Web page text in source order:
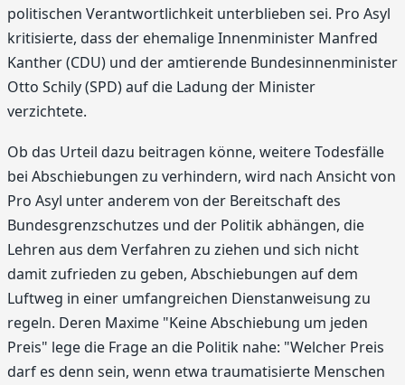
politischen Verantwortlichkeit unterblieben sei. Pro Asyl
kritisierte, dass der ehemalige Innenminister Manfred
Kanther (CDU) und der amtierende Bundesinnenminister
Otto Schily (SPD) auf die Ladung der Minister
verzichtete.
Ob das Urteil dazu beitragen könne, weitere Todesfälle
bei Abschiebungen zu verhindern, wird nach Ansicht von
Pro Asyl unter anderem von der Bereitschaft des
Bundesgrenzschutzes und der Politik abhängen, die
Lehren aus dem Verfahren zu ziehen und sich nicht
damit zufrieden zu geben, Abschiebungen auf dem
Luftweg in einer umfangreichen Dienstanweisung zu
regeln. Deren Maxime "Keine Abschiebung um jeden
Preis" lege die Frage an die Politik nahe: "Welcher Preis
darf es denn sein, wenn etwa traumatisierte Menschen